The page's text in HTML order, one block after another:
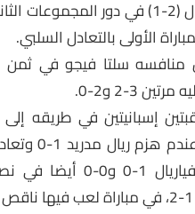
الأولى بالتعادل السلبي.
عندما تخطى